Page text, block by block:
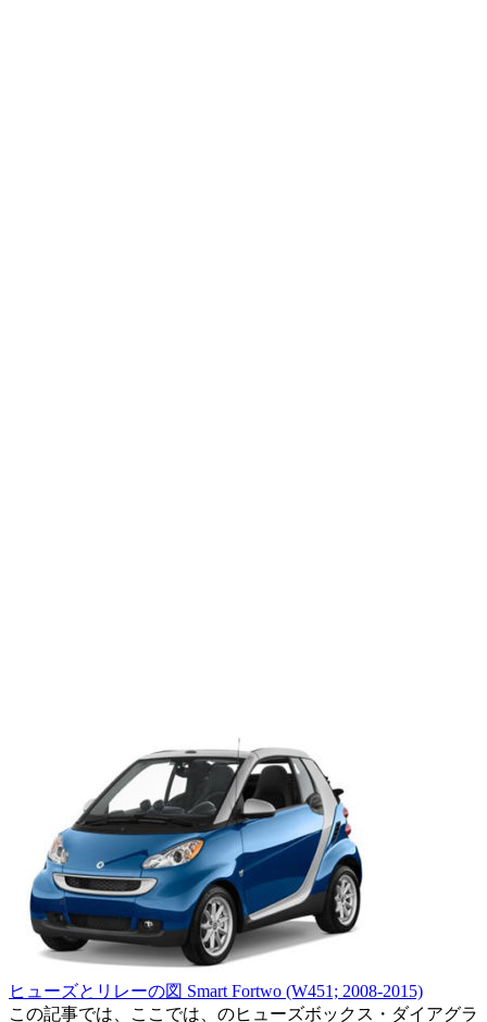
ヒューズとリレーの図 Smart Fortwo (W451; 2008-2015)
この記事では、ここでは、のヒューズボックス・ダイアグラ